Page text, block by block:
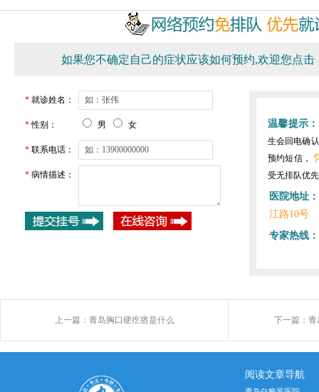
如果您不确定自己的症状应该如何预约,欢迎您点击
* 就诊姓名：
*性别： 男 女
* 联系电话：
* 病情描述：
温馨提示：
生会回电确
预约短信，
受无排队优
医院地址：
江路10号
专家热线：
上一篇： 青岛胸口硬疙瘩是什么 下一篇： 青
阅读文章导航